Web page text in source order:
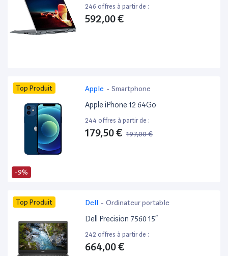
246 offres à partir de :
592,00 €
-9%
Top Produit Apple - Smartphone
Apple iPhone 12 64Go
244 offres à partir de :
179,50 € 197,00 €
Top Produit Dell - Ordinateur portable
Dell Precision 7560 15”
242 offres à partir de :
664,00 €